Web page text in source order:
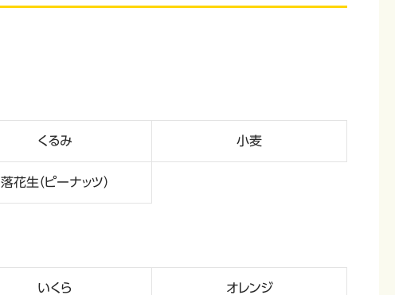
くるみ 小麦
落花生（ピーナッツ）
いくら オレンジ